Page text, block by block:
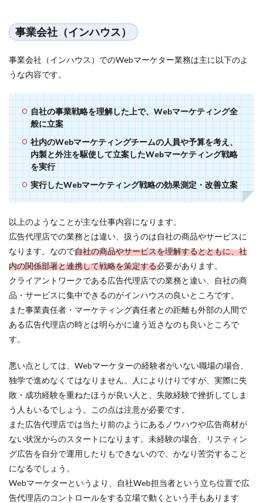
事業会社（インハウス）
事業会社（インハウス）でのWebマーケター業務は主に以下のよ
うな内容です。
自社の事業戦略を理解した上で、Webマーケティング全
般に立案
社内のWebマーケティングチームの人員や予算を考え、
内製と外注を駆使して立案したWebマーケティング戦略
を実行
実行したWebマーケティング戦略の効果測定・改善立案
以上のようなことが主な仕事内容になります。
広告代理店での業務とは違い、扱うのは自社の商品やサービスに
なります。なので自社の商品やサービスを理解するとともに、社
内の関係部署と連携して戦略を策定する必要があります。
クライアントワークである広告代理店での業務と違い、自社の商
品・サービスに集中できるのがインハウスの良いところです。
また事業責任者・マーケティング責任者との距離も外部の人間で
ある広告代理店の時とは明らかに違う近さなのも良いところで
す。
悪い点としては、Webマーケターの経験者がいない職場の場合、
独学で進めなくてはなりません。人によりけりですが、実際に失
敗・成功経験を重ねたほうが良い人と、失敗経験で挫折してしま
う人もいるでしょう。この点は注意が必要です。
また広告代理店では当たり前のようにあるノウハウや広告商材が
ない状況からのスタートになります。未経験の場合、リスティン
グ広告を自分で運用したりもできないので、かなり苦労すること
になるでしょう。
Webマーケターというより、自社Web担当者という立ち位置で広
告代理店のコントロールをする立場で動くという手もあります